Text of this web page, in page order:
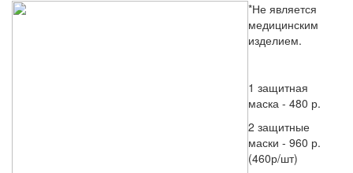
*Не является
медицинским
изделием.
1 защитная
маска - 480 р.
2 защитные
маски - 960 р.
(460р/шт)